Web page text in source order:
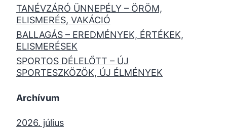
TANÉVZÁRÓ ÜNNEPÉLY – ÖRÖM,
ELISMERÉS, VAKÁCIÓ
BALLAGÁS – EREDMÉNYEK, ÉRTÉKEK,
ELISMERÉSEK
SPORTOS DÉLELŐTT – ÚJ
SPORTESZKÖZÖK, ÚJ ÉLMÉNYEK
Archívum
2026. július